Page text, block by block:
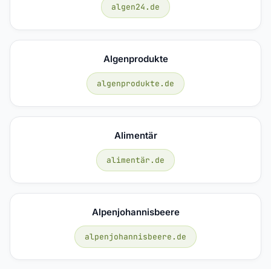
algen24.de
Algenprodukte
algenprodukte.de
Alimentär
alimentär.de
Alpenjohannisbeere
alpenjohannisbeere.de